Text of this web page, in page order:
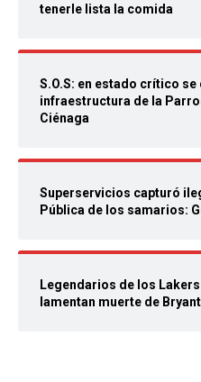
tenerle lista la comida
S.O.S: en estado crítico se
infraestructura de la
Ciénaga
Superservicios capturó
Pública de los samarios:
Legendarios de los Lakers
lamentan muerte de Bryant